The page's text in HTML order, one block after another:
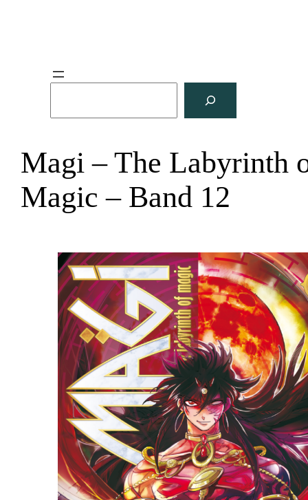
e
Magi – The Labyrinth
Magic – Band 12